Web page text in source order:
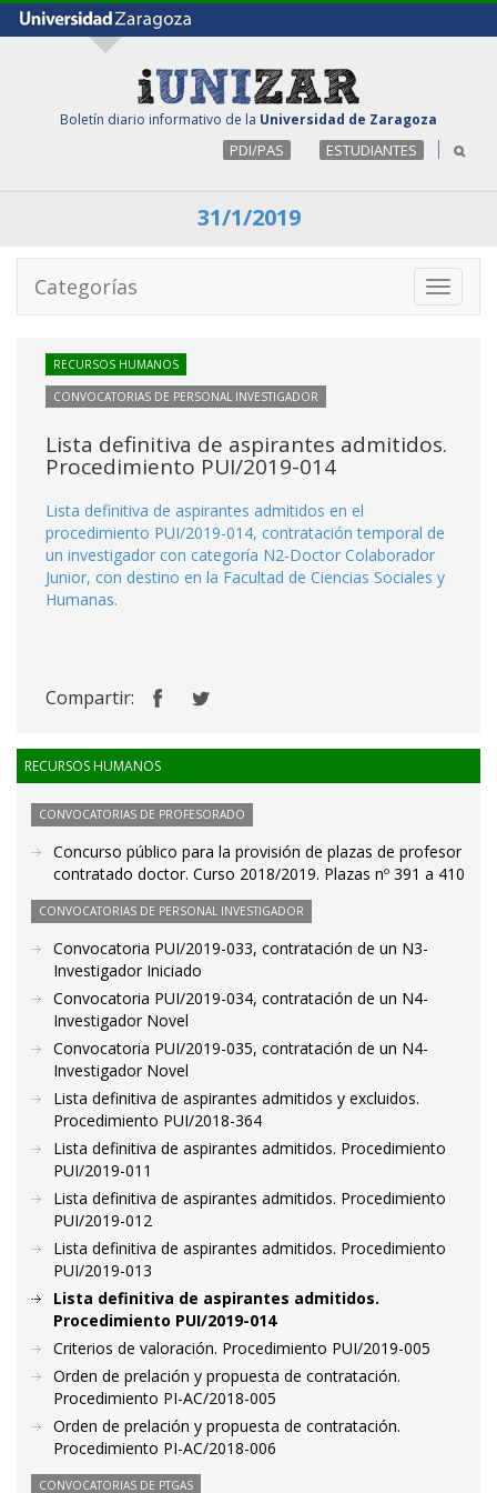
Boletín diario informativo de la Universidad de Zaragoza
PDI/PAS ESTUDIANTES
31/1/2019
Toggle
Categorías
RECURSOS HUMANOS
CONVOCATORIAS DE PERSONAL INVESTIGADOR
Lista definitiva de aspirantes admitidos.
Procedimiento PUI/2019-014
Lista definitiva de aspirantes admitidos en el
procedimiento PUI/2019-014, contratación temporal de
un investigador con categoría N2-Doctor Colaborador
Junior, con destino en la Facultad de Ciencias Sociales y
Humanas.
Compartir:
RECURSOS HUMANOS
CONVOCATORIAS DE PROFESORADO
Concurso público para la provisión de plazas de profesor
contratado doctor. Curso 2018/2019. Plazas nº 391 a 410
CONVOCATORIAS DE PERSONAL INVESTIGADOR
Convocatoria PUI/2019-033, contratación de un N3-
Investigador Iniciado
Convocatoria PUI/2019-034, contratación de un N4-
Investigador Novel
Convocatoria PUI/2019-035, contratación de un N4-
Investigador Novel
Lista definitiva de aspirantes admitidos y excluidos.
Procedimiento PUI/2018-364
Lista definitiva de aspirantes admitidos. Procedimiento
PUI/2019-011
Lista definitiva de aspirantes admitidos. Procedimiento
PUI/2019-012
Lista definitiva de aspirantes admitidos. Procedimiento
PUI/2019-013
Lista definitiva de aspirantes admitidos.
Procedimiento PUI/2019-014
Criterios de valoración. Procedimiento PUI/2019-005
Orden de prelación y propuesta de contratación.
Procedimiento PI-AC/2018-005
Orden de prelación y propuesta de contratación.
Procedimiento PI-AC/2018-006
CONVOCATORIAS DE PTGAS